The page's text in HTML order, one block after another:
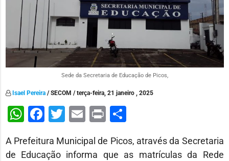
Sede da Secretaria de Educação de Picos,
Isael Pereira/ SECOM / terça-feira, 21 janeiro , 2025
WhatsApp
Facebook
Twitter
EmailPrint
A Prefeitura Municipal de Picos, através da Secretaria
de Educação informa que as matrículas da Rede